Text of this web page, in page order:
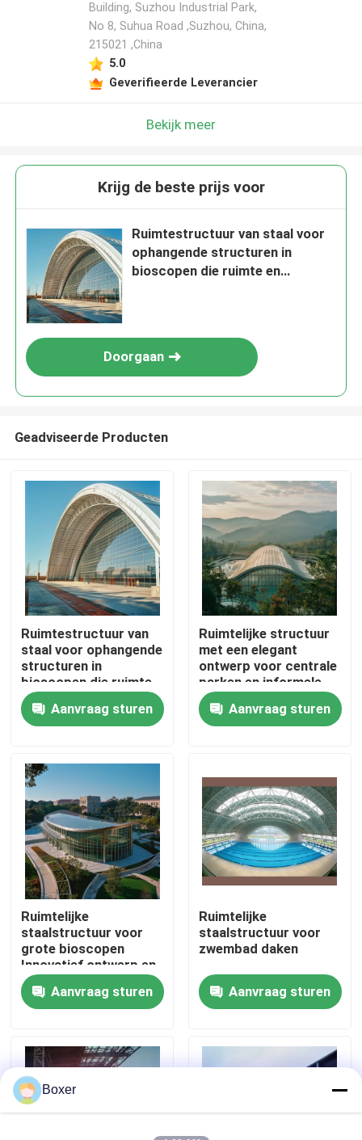
Huis
Producten
Ongeveer ons
Fabrieksreis
Kwaliteitscontrole
Contacteer ons
Nieuws
staal ruimtekaders
Building, Suzhou Industrial Park,
No 8, Suhua Road ,Suzhou, China,
215021 ,China
5.0
Geverifieerde Leverancier
Bekijk meer
Krijg de beste prijs voor
Ruimtestructuur van staal voor
ophangende structuren in
bioscopen die ruimte en
Doorgaan
Geadviseerde Producten
Ruimtestructuur van
staal voor ophangende
structuren in
bioscopen die ruimte
en geluidskwaliteit
maximaliseren
Aanvraag sturen
Ruimtelijke structuur
met een elegant
ontwerp voor centrale
parken en informele
faciliteiten Duurzame
en veelzijdige stalen
gebouwen
Aanvraag sturen
Ruimtelijke
staalstructuur voor
grote bioscopen
Innovatief ontwerp en
structurele integriteit
Aanvraag sturen
Ruimtelijke
staalstructuur voor
zwembad daken
Aanvraag sturen
Boxer